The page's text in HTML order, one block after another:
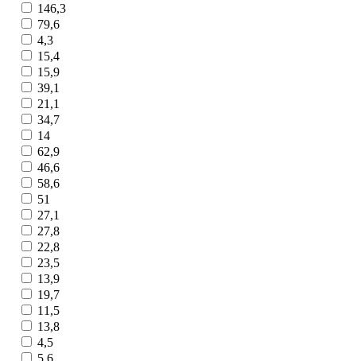
146,3
79,6
4,3
15,4
15,9
39,1
21,1
34,7
14
62,9
46,6
58,6
51
27,1
27,8
22,8
23,5
13,9
19,7
11,5
13,8
4,5
5,6